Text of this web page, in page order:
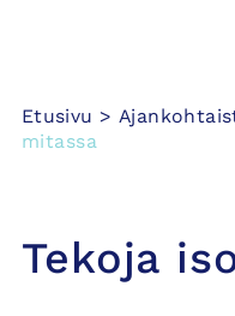
Etusivu >
mitassa
Tekoja